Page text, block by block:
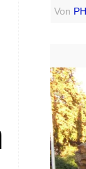
Von PH